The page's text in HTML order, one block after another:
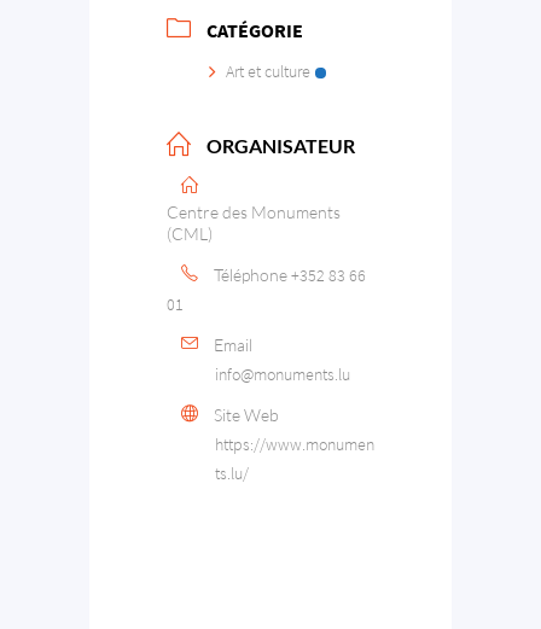
CATÉGORIE
Art et culture
ORGANISATEUR
Centre des Monuments
(CML)
Téléphone+352 83 66
01
Email
info@monuments.lu
Site Web
https://www.monumen
ts.lu/